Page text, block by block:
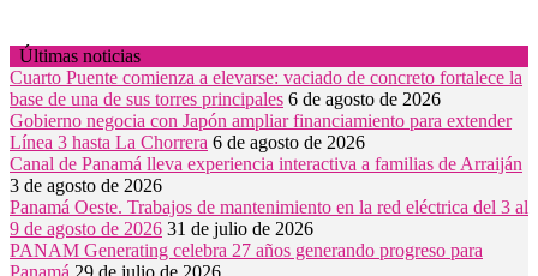
Últimas noticias
Cuarto Puente comienza a elevarse: vaciado de concreto fortalece la
base de una de sus torres principales 6 de agosto de 2026
Gobierno negocia con Japón ampliar financiamiento para extender
Línea 3 hasta La Chorrera 6 de agosto de 2026
Canal de Panamá lleva experiencia interactiva a familias de Arraiján
3 de agosto de 2026
Panamá Oeste. Trabajos de mantenimiento en la red eléctrica del 3 al
9 de agosto de 2026 31 de julio de 2026
PANAM Generating celebra 27 años generando progreso para
Panamá 29 de julio de 2026